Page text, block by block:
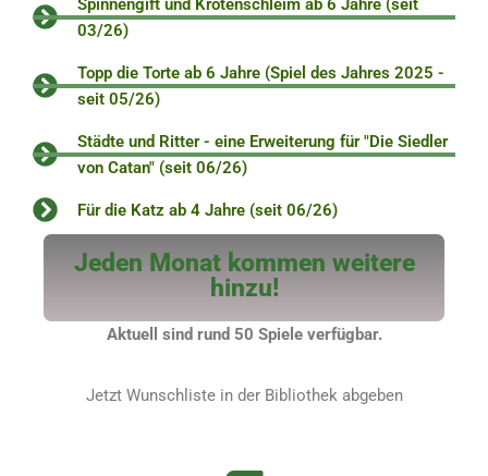
Spinnengift und Krötenschleim ab 6 Jahre (seit
03/26)
Topp die Torte ab 6 Jahre (Spiel des Jahres 2025 -
seit 05/26)
Städte und Ritter - eine Erweiterung für "Die Siedler
von Catan" (seit 06/26)
Für die Katz ab 4 Jahre (seit 06/26)
Jeden Monat kommen weitere
hinzu!
Aktuell sind rund 50 Spiele verfügbar.
Jetzt Wunschliste in der Bibliothek abgeben